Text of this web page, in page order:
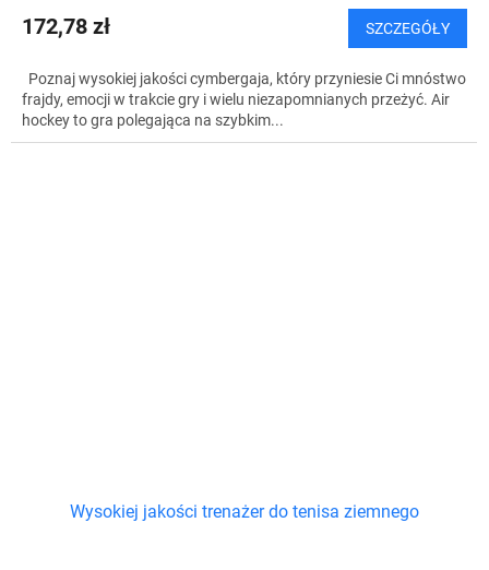
172,78 zł SZCZEGÓŁY
Poznaj wysokiej jakości cymbergaja, który przyniesie Ci mnóstwo
frajdy, emocji w trakcie gry i wielu niezapomnianych przeżyć. Air
hockey to gra polegająca na szybkim...
Wysokiej jakości trenażer do tenisa ziemnego